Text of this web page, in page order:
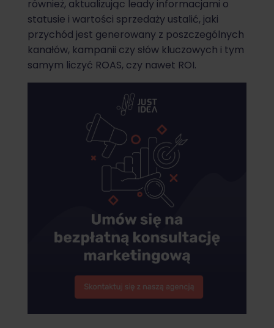
również, aktualizując leady informacjami o
statusie i wartości sprzedaży ustalić, jaki
przychód jest generowany z poszczególnych
kanałów, kampanii czy słów kluczowych i tym
samym liczyć ROAS, czy nawet ROI.